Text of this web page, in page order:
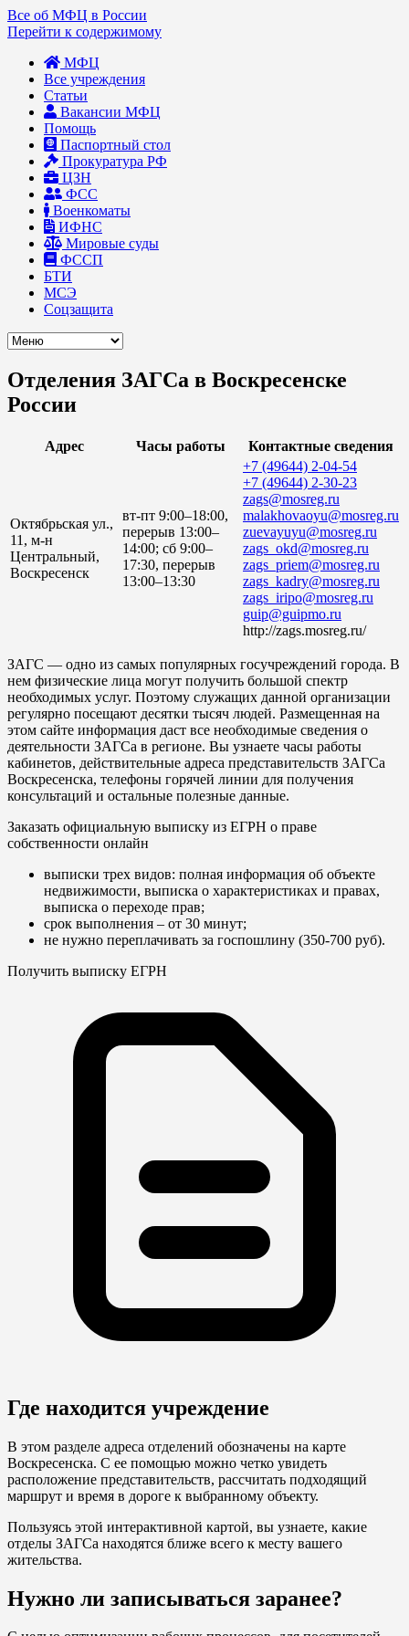
Все об МФЦ в России
Перейти к содержимому
МФЦ
Все учреждения
Статьи
Вакансии МФЦ
Помощь
Паспортный стол
Прокуратура РФ
ЦЗН
ФСС
Военкоматы
ИФНС
Мировые суды
ФССП
БТИ
МСЭ
Соцзащита
Отделения ЗАГСа в Воскресенске
России
Адрес Часы работы Контактные сведения
Октябрьская ул.,
11, м-н
Центральный,
Воскресенск
вт-пт 9:00–18:00,
перерыв 13:00–
14:00; сб 9:00–
17:30, перерыв
13:00–13:30
+7 (49644) 2-04-54
+7 (49644) 2-30-23
zags@mosreg.ru
malakhovaoyu@mosreg.ru
zuevayuyu@mosreg.ru
zags_okd@mosreg.ru
zags_priem@mosreg.ru
zags_kadry@mosreg.ru
zags_iripo@mosreg.ru
guip@guipmo.ru
http://zags.mosreg.ru/
ЗАГС — одно из самых популярных госучреждений города. В
нем физические лица могут получить большой спектр
необходимых услуг. Поэтому служащих данной организации
регулярно посещают десятки тысяч людей. Размещенная на
этом сайте информация даст все необходимые сведения о
деятельности ЗАГСа в регионе. Вы узнаете часы работы
кабинетов, действительные адреса представительств ЗАГСа
Воскресенска, телефоны горячей линии для получения
консультаций и остальные полезные данные.
Заказать официальную выписку из ЕГРН о праве
собственности онлайн
выписки трех видов: полная информация об объекте
недвижимости, выписка о характеристиках и правах,
выписка о переходе прав;
срок выполнения – от 30 минут;
не нужно переплачивать за госпошлину (350-700 руб).
Получить выписку ЕГРН
Где находится учреждение
В этом разделе адреса отделений обозначены на карте
Воскресенска. С ее помощью можно четко увидеть
расположение представительств, рассчитать подходящий
маршрут и время в дороге к выбранному объекту.
Пользуясь этой интерактивной картой, вы узнаете, какие
отделы ЗАГСа находятся ближе всего к месту вашего
жительства.
Нужно ли записываться заранее?